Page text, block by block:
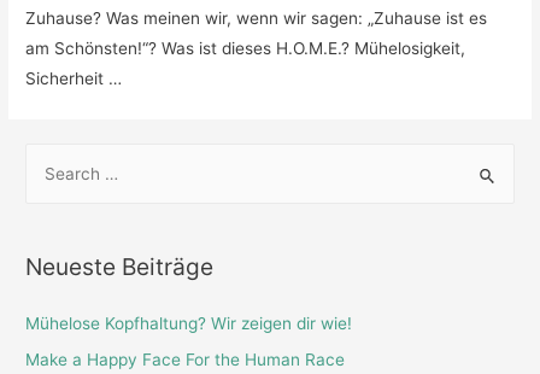
Zuhause? Was meinen wir, wenn wir sagen: „Zuhause ist es
am Schönsten!“? Was ist dieses H.O.M.E.? Mühelosigkeit,
Sicherheit …
r
h
f
Neueste Beiträge
Mühelose Kopfhaltung? Wir zeigen dir wie!
Make a Happy Face For the Human Race